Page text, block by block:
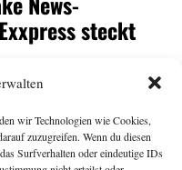
wir Technologien wie Cookies,
zuzugreifen. Wenn du diesen
Surfverhalten oder eindeutige IDs
steckt
war eine von vielen
denORF-